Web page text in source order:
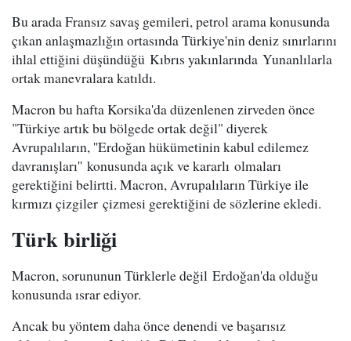
Bu arada Fransız savaş gemileri, petrol arama konusunda
çıkan anlaşmazlığın ortasında Türkiye'nin deniz sınırlarını
ihlal ettiğini düşündüğü Kıbrıs yakınlarında Yunanlılarla
ortak manevralara katıldı.
Macron bu hafta Korsika'da düzenlenen zirveden önce
"Türkiye artık bu bölgede ortak değil" diyerek
Avrupalıların, ''Erdoğan hükümetinin kabul edilemez
davranışları'' konusunda açık ve kararlı olmaları
gerektiğini belirtti. Macron, Avrupalıların Türkiye ile
kırmızı çizgiler çizmesi gerektiğini de sözlerine ekledi.
Türk birliği
Macron, sorununun Türklerle değil Erdoğan'da olduğu
konusunda ısrar ediyor.
Ancak bu yöntem daha önce denendi ve başarısız